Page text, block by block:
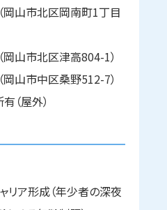
岡山市北区岡南町1丁目
山市北区津高804-1）
山市中区桑野512-7）
（屋外）
ア形成（年少者の深夜